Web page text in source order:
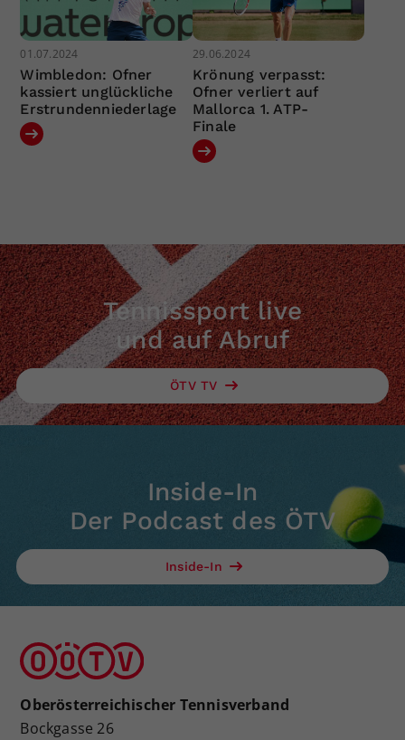
01.07.2024
Wimbledon: Ofner
kassiert unglückliche
Erstrundenniederlage
29.06.2024
Krönung verpasst:
Ofner verliert auf
Mallorca 1. ATP-
Finale
Tennissport live
und auf Abruf
ÖTV TV
Inside-In
Der Podcast des ÖTV
Inside-In
Oberösterreichischer Tennisverband
Bockgasse 26